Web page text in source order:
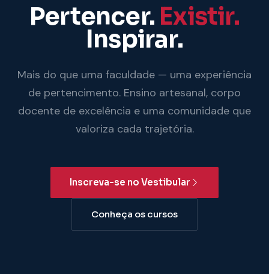
Pertencer. Existir.
Inspirar.
Mais do que uma faculdade — uma experiência
de pertencimento. Ensino artesanal, corpo
docente de excelência e uma comunidade que
valoriza cada trajetória.
Inscreva-se no Vestibular
Conheça os cursos